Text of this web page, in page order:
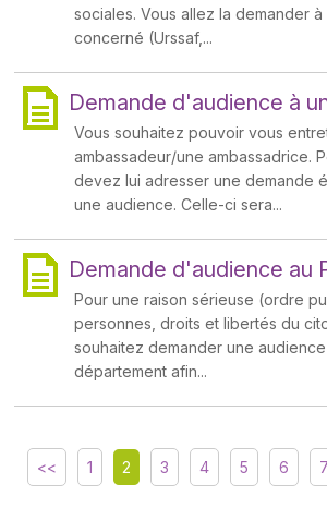
sociales. Vous allez la demander à
concerné (Urssaf,...
Demande d'audience à
Vous souhaitez pouvoir vous
ambassadeur/une ambassadrice.
devez lui adresser une demande
une audience. Celle-ci sera...
Demande d'audience au
Pour une raison sérieuse (ordre
personnes, droits et libertés du
souhaitez demander une
département afin...
<<
1 2 3 4 5 6 7